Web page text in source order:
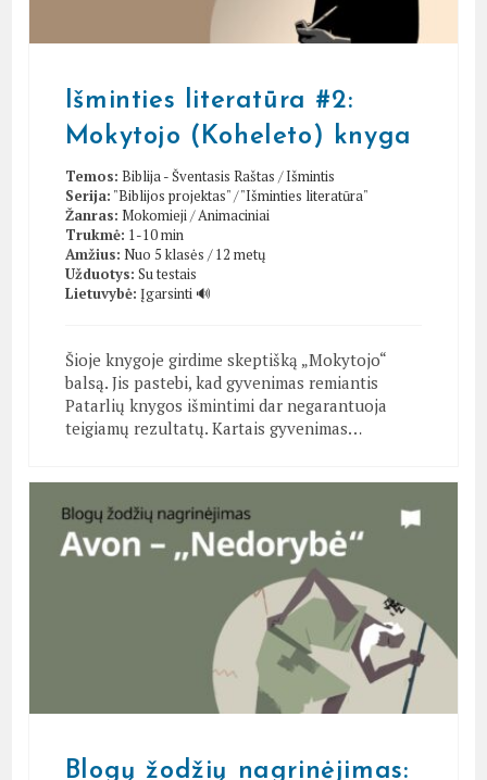
Išminties literatūra #2:
Mokytojo (Koheleto) knyga
Temos: Biblija - Šventasis Raštas /Išmintis
Serija: "Biblijos projektas"/"Išminties literatūra"
Žanras: Mokomieji/Animaciniai
Trukmė: 1-10 min
Amžius: Nuo 5 klasės / 12 metų
Užduotys: Su testais
Lietuvybė: Įgarsinti 🔊
Šioje knygoje girdime skeptišką „Mokytojo“
balsą. Jis pastebi, kad gyvenimas remiantis
Patarlių knygos išmintimi dar negarantuoja
teigiamų rezultatų. Kartais gyvenimas…
Blogų žodžių nagrinėjimas: